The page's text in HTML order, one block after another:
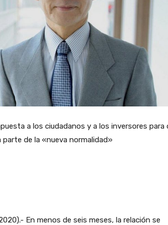
a los ciudadanos y a los inversores para
parte de la «nueva normalidad»
En menos de seis meses, la relación se